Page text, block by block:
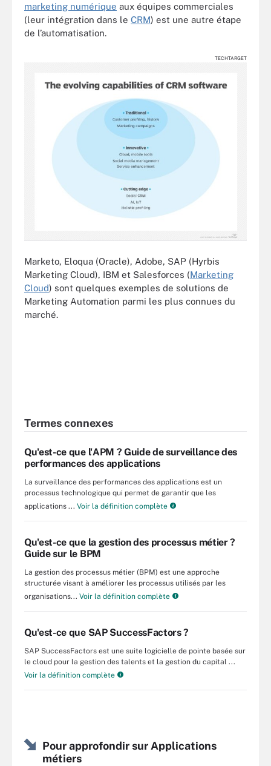
marketing numérique aux équipes commerciales
(leur intégration dans le CRM) est une autre étape
de l’automatisation.
TECHTARGET
Marketo, Eloqua (Oracle), Adobe, SAP (Hyrbis
Marketing Cloud), IBM et Salesforces (Marketing
Cloud) sont quelques exemples de solutions de
Marketing Automation parmi les plus connues du
marché.
Termes connexes
Qu'est-ce que l'APM ? Guide de surveillance des
performances des applications
La surveillance des performances des applications est un
processus technologique qui permet de garantir que les
applications ... Voir la définition complète
Qu'est-ce que la gestion des processus métier ?
Guide sur le BPM
La gestion des processus métier (BPM) est une approche
structurée visant à améliorer les processus utilisés par les
organisations... Voir la définition complète
Qu'est-ce que SAP SuccessFactors ?
SAP SuccessFactors est une suite logicielle de pointe basée sur
le cloud pour la gestion des talents et la gestion du capital ...
Voir la définition complète
Pour approfondir sur Applications
métiers